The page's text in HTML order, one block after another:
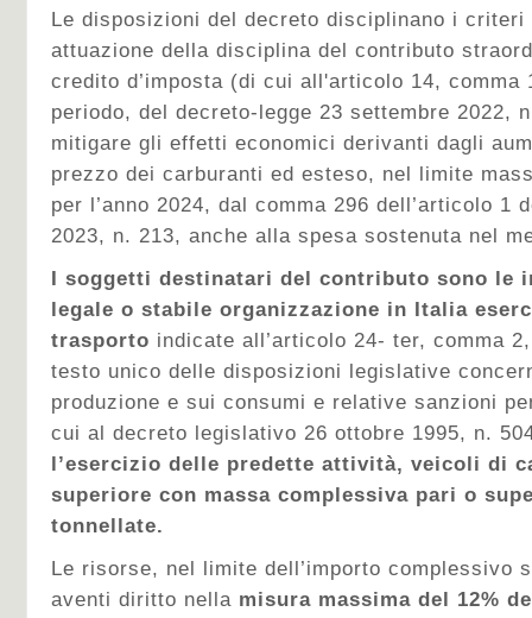
Le disposizioni del decreto disciplinano i criteri
attuazione della disciplina del contributo
credito d’imposta (di cui all'articolo 14,
periodo, del decreto-legge 23 settembre 2022,
mitigare gli effetti economici derivanti dagli
prezzo dei carburanti ed esteso, nel limite
per l’anno 2024, dal comma 296 dell’articolo 1
2023, n. 213, anche alla spesa sostenuta nel
I soggetti destinatari del contributo sono le
legale o stabile organizzazione in Italia
trasporto indicate all’articolo 24- ter, comma
testo unico delle disposizioni legislative
produzione e sui consumi e relative sanzioni
cui al decreto legislativo 26 ottobre 1995, n.
l’esercizio delle predette attività, veicoli di
superiore con massa complessiva pari o
tonnellate.
Le risorse, nel limite dell’importo complessivo
aventi diritto nella misura massima del 12%